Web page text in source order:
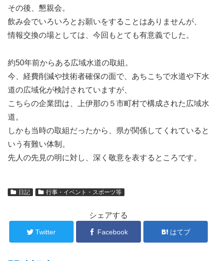
その後、懇親会。
飲み会でいろいろとお願いをすることはありませんが、
情報交換の場としては、今回もとても有意義でした。
約50年前からある広域水道の取組。
今、経費削減や技術者確保の面で、あちこちで水道や下水
道の広域化が検討されていますが、
こちらの企業団は、上伊那の５市町村で構成された広域水
道。
しかも当時の取組だったから、県が関係してくれていると
いう有難い体制。
先人の先見の明に対し、深く敬意を表するところです。
日記 行事・イベント・スポーツ等
シェアする
Twitter Facebook はてブ